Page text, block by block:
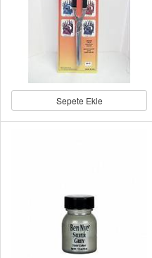
Sepete Ekle